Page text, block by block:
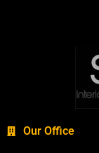
Our Office